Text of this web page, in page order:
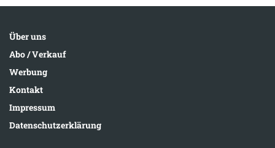
Über uns
Abo / Verkauf
Werbung
Kontakt
Impressum
Datenschutzerklärung